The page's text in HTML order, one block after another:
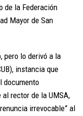
de la Federación
Mayor de San
pero lo derivó a la
instancia que
documento
rector de la UMSA,
irrevocable” al